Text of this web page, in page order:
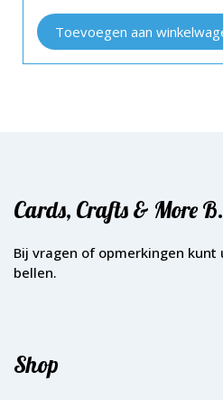
Toevoegen aan
Cards, Crafts & More
Bij vragen of opmerkingen
bellen.
Shop